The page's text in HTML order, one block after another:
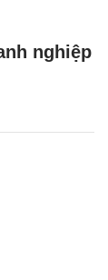
nghiệp